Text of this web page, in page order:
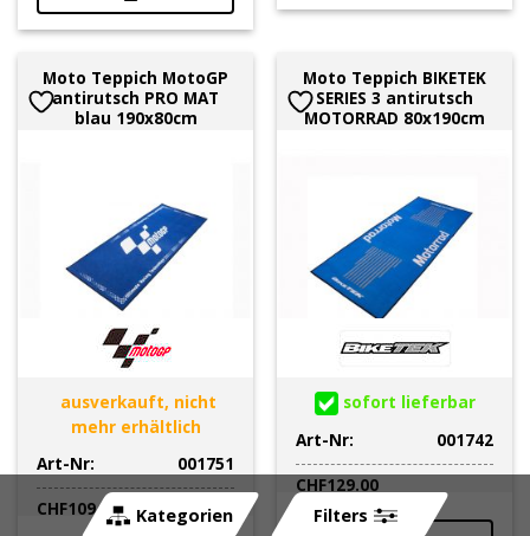
Kategorien Filters
Moto Teppich MotoGP
antirutsch PRO MAT
blau 190x80cm
ausverkauft, nicht
mehr erhältlich
Art-Nr:
001751
CHF109.00
Moto Teppich BIKETEK
SERIES 3 antirutsch
MOTORRAD 80x190cm
sofort lieferbar
Art-Nr:
001742
CHF129.00